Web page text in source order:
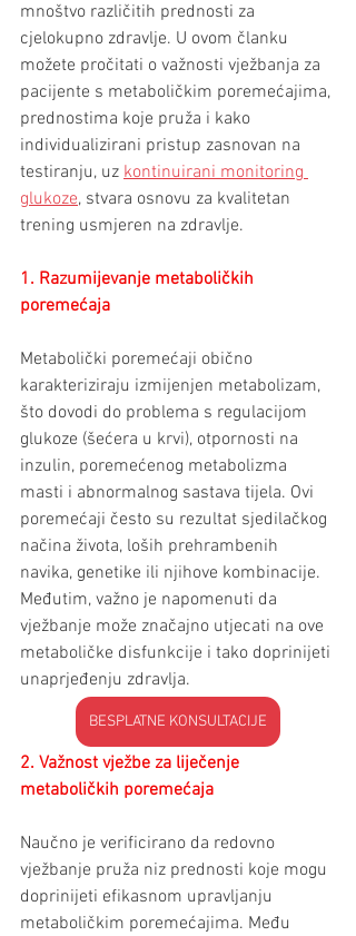
mnoštvo različitih prednosti za
cjelokupno zdravlje. U ovom članku
možete pročitati o važnosti vježbanja za
pacijente s metaboličkim poremećajima,
prednostima koje pruža i kako
individualizirani pristup zasnovan na
testiranju, uz kontinuirani monitoring
glukoze, stvara osnovu za kvalitetan
trening usmjeren na zdravlje.
1. Razumijevanje metaboličkih
poremećaja
Metabolički poremećaji obično
karakteriziraju izmijenjen metabolizam,
što dovodi do problema s regulacijom
glukoze (šećera u krvi), otpornosti na
inzulin, poremećenog metabolizma
masti i abnormalnog sastava tijela. Ovi
poremećaji često su rezultat sjedilačkog
načina života, loših prehrambenih
navika, genetike ili njihove kombinacije.
Međutim, važno je napomenuti da
vježbanje može značajno utjecati na ove
metaboličke disfunkcije i tako doprinijeti
unaprjeđenju zdravlja.
BESPLATNE KONSULTACIJE
2. Važnost vježbe za liječenje
metaboličkih poremećaja
Naučno je verificirano da redovno
vježbanje pruža niz prednosti koje mogu
doprinijeti efikasnom upravljanju
metaboličkim poremećajima. Među